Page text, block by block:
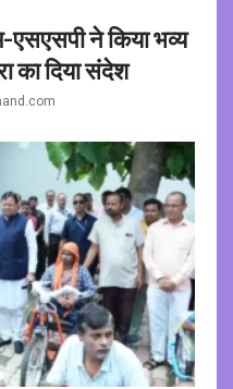
एसएसपी ने किया भव्य
का दिया संदेश